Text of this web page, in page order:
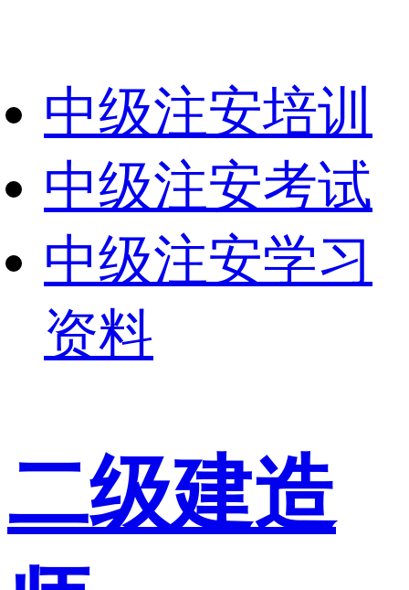
中级注安培训
中级注安考试
中级注安学习
资料
二级建造